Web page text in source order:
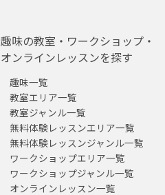
趣味の教室・ワークショップ・
オンラインレッスンを探す
趣味一覧
教室エリア一覧
教室ジャンル一覧
無料体験レッスンエリア一覧
無料体験レッスンジャンル一覧
ワークショップエリア一覧
ワークショップジャンル一覧
オンラインレッスン一覧